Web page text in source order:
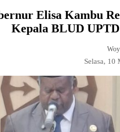
Elisa Kambu
Kepala BLUD
Selasa, 10